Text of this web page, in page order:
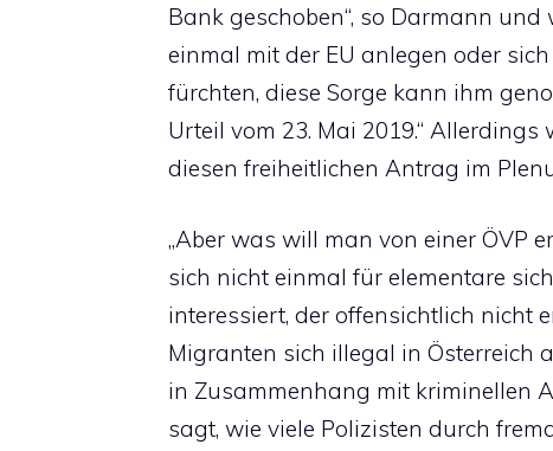
Bank geschoben“, so Darmann und
einmal mit der EU anlegen oder
fürchten, diese Sorge kann ihm
Urteil vom 23. Mai 2019.“ Allerdings
diesen freiheitlichen Antrag im
„Aber was will man von einer ÖVP
sich nicht einmal für elementare
interessiert, der offensichtlich nicht
Migranten sich illegal in Österreich
in Zusammenhang mit kriminellen
sagt, wie viele Polizisten durch